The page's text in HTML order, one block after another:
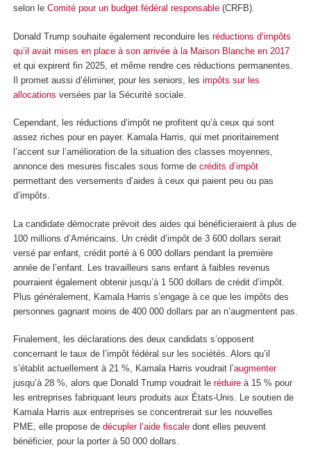
selon le Comité pour un budget fédéral responsable (CRFB).
Donald Trump souhaite également reconduire les réductions d’impôts
qu’il avait mises en place à son arrivée à la Maison Blanche en 2017
et qui expirent fin 2025, et même rendre ces réductions permanentes.
Il promet aussi d’éliminer, pour les seniors, les impôts sur les
allocations versées par la Sécurité sociale.
Cependant, les réductions d’impôt ne profitent qu’à ceux qui sont
assez riches pour en payer. Kamala Harris, qui met prioritairement
l’accent sur l’amélioration de la situation des classes moyennes,
annonce des mesures fiscales sous forme de crédits d’impôt
permettant des versements d’aides à ceux qui paient peu ou pas
d’impôts.
La candidate démocrate prévoit des aides qui bénéficieraient à plus de
100 millions d’Américains. Un crédit d’impôt de 3 600 dollars serait
versé par enfant, crédit porté à 6 000 dollars pendant la première
année de l’enfant. Les travailleurs sans enfant à faibles revenus
pourraient également obtenir jusqu’à 1 500 dollars de crédit d’impôt.
Plus généralement, Kamala Harris s’engage à ce que les impôts des
personnes gagnant moins de 400 000 dollars par an n’augmentent pas.
Finalement, les déclarations des deux candidats s’opposent
concernant le taux de l’impôt fédéral sur les sociétés. Alors qu’il
s’établit actuellement à 21 %, Kamala Harris voudrait l’augmenter
jusqu’à 28 %, alors que Donald Trump voudrait le réduire à 15 % pour
les entreprises fabriquant leurs produits aux États-Unis. Le soutien de
Kamala Harris aux entreprises se concentrerait sur les nouvelles
PME, elle propose de décupler l’aide fiscale dont elles peuvent
bénéficier, pour la porter à 50 000 dollars.